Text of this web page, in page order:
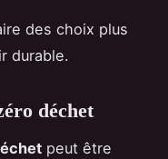
des choix plus
durable.
déchet
peut être